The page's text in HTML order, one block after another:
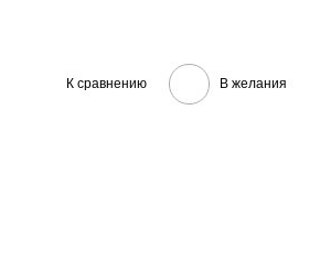
К сравнению В желания